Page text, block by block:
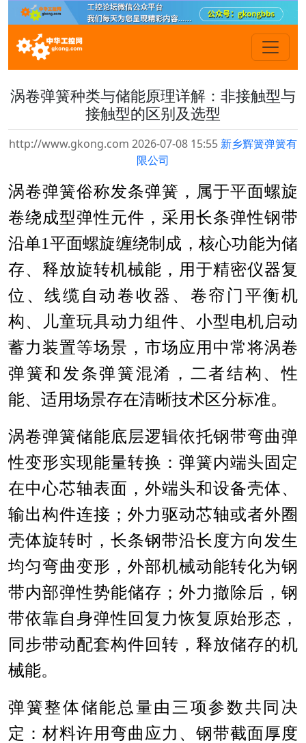
涡卷弹簧种类与储能原理详解：非接触型与
接触型的区别及选型
http://www.gkong.com 2026-07-08 15:55 新乡辉簧弹簧有
限公司
涡卷弹簧俗称发条弹簧，属于平面螺旋
卷绕成型弹性元件，采用长条弹性钢带
沿单1平面螺旋缠绕制成，核心功能为储
存、释放旋转机械能，用于精密仪器复
位、线缆自动卷收器、卷帘门平衡机
构、儿童玩具动力组件、小型电机启动
蓄力装置等场景，市场应用中常将涡卷
弹簧和发条弹簧混淆，二者结构、性
能、适用场景存在清晰技术区分标准。
涡卷弹簧储能底层逻辑依托钢带弯曲弹
性变形实现能量转换：弹簧内端头固定
在中心芯轴表面，外端头和设备壳体、
输出构件连接；外力驱动芯轴或者外圈
壳体旋转时，长条钢带沿长度方向发生
均匀弯曲变形，外部机械动能转化为钢
带内部弹性势能储存；外力撤除后，钢
带依靠自身弹性回复力恢复原始形态，
同步带动配套构件回转，释放储存的机
械能。
弹簧整体储能总量由三项参数共同决
定：材料许用弯曲应力、钢带截面厚度